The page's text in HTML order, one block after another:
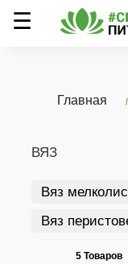
Главная
ВЯЗ
Вяз
Вяз
5